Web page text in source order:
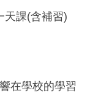
天課(含補習)
在學校的學習